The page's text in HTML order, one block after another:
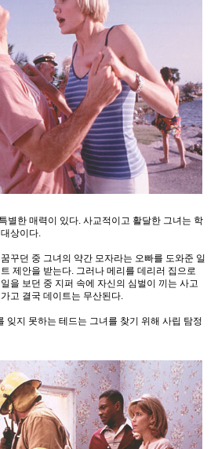
별한 매력이 있다. 사교적이고 활달한 그녀는 학
상이다.
꾸던 중 그녀의 약간 모자라는 오빠를 도와준 일
제안을 받는다. 그러나 메리를 데리러 집으로
을 보던 중 지퍼 속에 자신의 심벌이 끼는 사고
고 결국 데이트는 무산된다.
잊지 못하는 테드는 그녀를 찾기 위해 사립 탐정